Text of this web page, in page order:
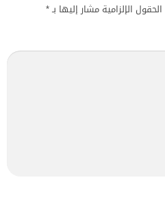
الحقول الإلزامية مشار إليها بـ*